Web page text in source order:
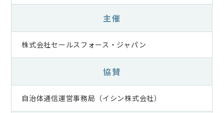
主催
株式会社セールスフォース・ジャパン
協賛
自治体通信運営事務局（イシン株式会社）